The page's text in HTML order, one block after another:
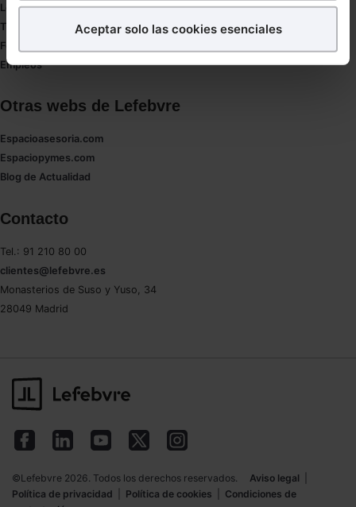
¿Qué puedes hacer?
en la web sea óptima
todas las cookies excepto aquellas imprescindibles.
seleccionar solo aquellas que quieras permitir en tu
navegador. Si no seleccionas ninguna utilizaremos
las que sean indispensables para la navegación.
Saber más acerca de las cookies
Aceptar solo las cookies esenciales
Lefebvre
Tienda online
Formación
Empleos
Otras webs de Lefebvre
Espacioasesoria.com
Espaciopymes.com
Blog de Actualidad
Contacto
Tel.: 91 210 80 00
clientes@lefebvre.es
Monasterios de Suso y Yuso, 34
28049 Madrid
©Lefebvre 2026. Todos los derechos reservados. Aviso legal
Política de privacidad
Política de cookies
Condiciones de